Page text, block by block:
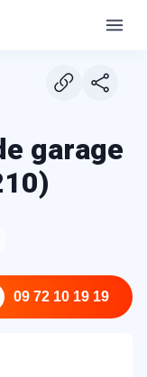
garage
09 72 10 19 19